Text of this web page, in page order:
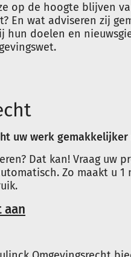
op de hoogte blijven
En wat adviseren zij
hun doelen en
uw werk
Dat kan! Vraag uw
Zo maakt u 1
aan